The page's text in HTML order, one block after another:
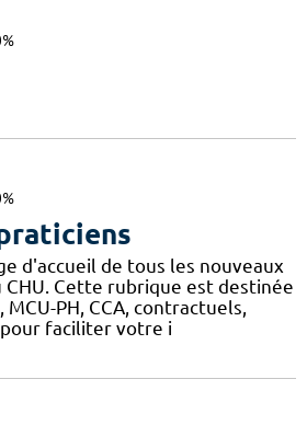
d'accueil de tous les nouveaux
CHU. Cette rubrique est destinée
MCU-PH, CCA, contractuels,
faciliter votre i